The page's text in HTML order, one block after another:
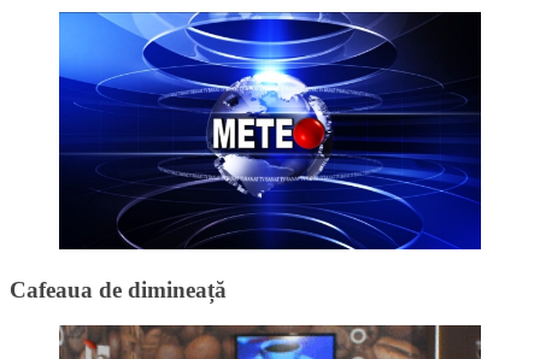
Cafeaua de dimineață